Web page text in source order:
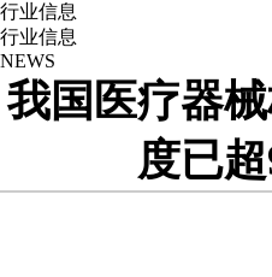
行业信息
行业信息
NEWS
我国医疗器
度已超